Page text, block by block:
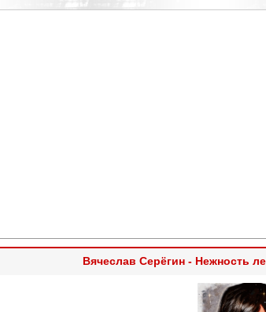
Вячеслав Серёгин - Нежность